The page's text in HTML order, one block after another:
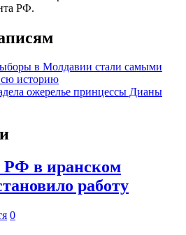
РФ.
в Молдавии стали самыми
историю
ожерелье принцессы Дианы
РФ в иранском
работу
0